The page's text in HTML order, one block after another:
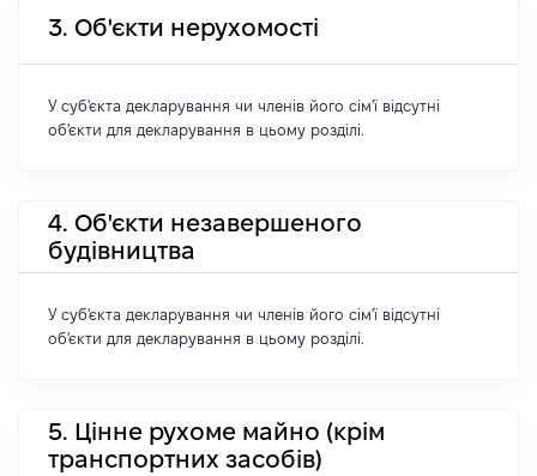
3. Об'єкти нерухомості
У суб'єкта декларування чи членів його сім'ї відсутні
об'єкти для декларування в цьому розділі.
4. Об'єкти незавершеного
будівництва
У суб'єкта декларування чи членів його сім'ї відсутні
об'єкти для декларування в цьому розділі.
5. Цінне рухоме майно (крім
транспортних засобів)